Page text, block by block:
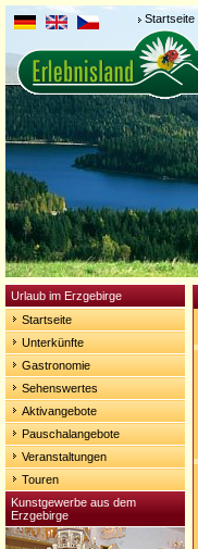
Startseite
Urlaub im Erzgebirge
Startseite
Unterkünfte
Gastronomie
Sehenswertes
Aktivangebote
Pauschalangebote
Veranstaltungen
Touren
Kunstgewerbe aus dem
Erzgebirge